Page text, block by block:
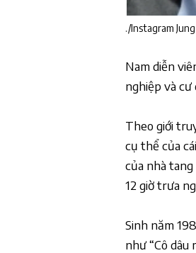
./Instagram
Nam diễn
nghiệp và cư
Theo giới
cụ thể của
của nhà
12 giờ trưa
Sinh năm
như “Cô dâu